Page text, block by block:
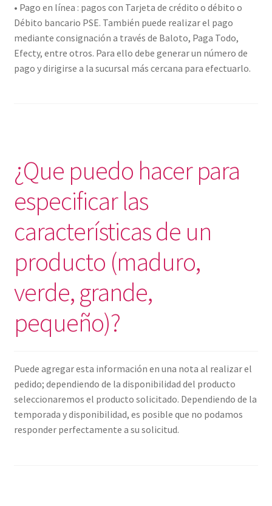
• Pago en línea : pagos con Tarjeta de crédito o débito o
Débito bancario PSE. También puede realizar el pago
mediante consignación a través de Baloto, Paga Todo,
Efecty, entre otros. Para ello debe generar un número de
pago y dirigirse a la sucursal más cercana para efectuarlo.
¿Que puedo hacer para
especificar las
características de un
producto (maduro,
verde, grande,
pequeño)?
Puede agregar esta información en una nota al realizar el
pedido; dependiendo de la disponibilidad del producto
seleccionaremos el producto solicitado. Dependiendo de la
temporada y disponibilidad, es posible que no podamos
responder perfectamente a su solicitud.